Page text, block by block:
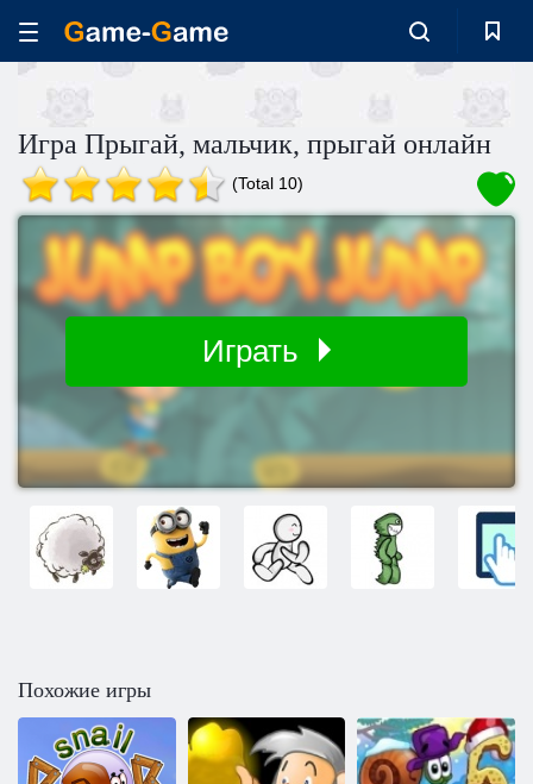
Игра Прыгай, мальчик, прыгай онлайн
(Total 10)
Играть
Похожие игры